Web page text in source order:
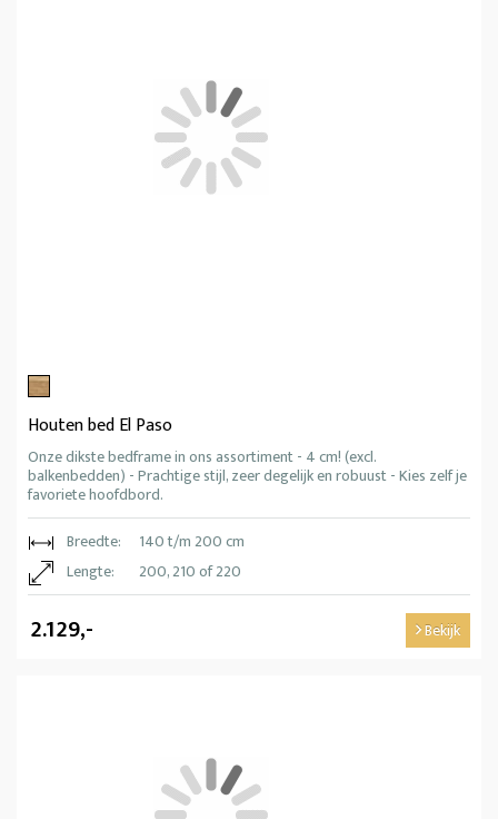
Houten bed El Paso
Onze dikste bedframe in ons assortiment - 4 cm! (excl.
balkenbedden) - Prachtige stijl, zeer degelijk en robuust - Kies zelf je
favoriete hoofdbord.
Breedte:
140 t/m 200 cm
Lengte:
200, 210 of 220
2.129,- Bekijk